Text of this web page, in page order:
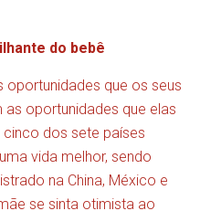
do bebê
oportunidades que os seus
oportunidades que elas
dos sete países
vida melhor, sendo
na China, México e
se sinta otimista ao